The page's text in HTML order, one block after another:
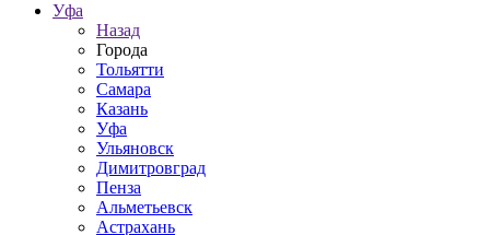
Уфа
Назад
Города
Тольятти
Самара
Казань
Уфа
Ульяновск
Димитровград
Пенза
Альметьевск
Астрахань